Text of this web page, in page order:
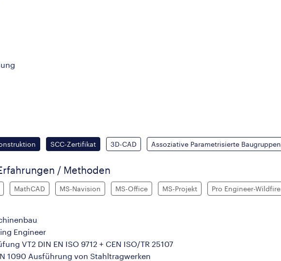
SCC-Zertifikat 3D-CAD Assoziative Parametrisierte Baugruppen
/ Methoden
MathCAD MS-Navision MS-Office MS-Projekt Pro Engineer-Wildfire
Engineer
VT2 DIN EN ISO 9712 + CEN ISO/TR 25107
1090 Ausführung von Stahltragwerken